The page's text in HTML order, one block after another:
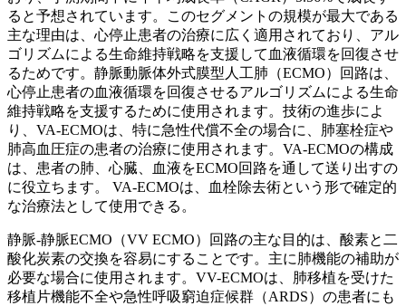
ると予想されています。このセグメントの規模が最大である
主な理由は、心停止患者の治療に広く適用されており、アル
ゴリズムによる生命維持戦略を支援して血液循環を回復させ
るためです。静脈動脈体外式膜型人工肺（ECMO）回路は、
心停止患者の血液循環を回復させるアルゴリズムによる生命
維持戦略を支援するために使用されます。技術の進歩によ
り、VA-ECMOは、特に急性代償不全の場合に、肺塞栓症や
肺高血圧症の患者の治療に使用されます。VA-ECMOの構成
は、患者の肺、心臓、血液をECMO回路を通して送り出すの
に役立ちます。 VA-ECMOは、血栓除去術という形で確定的
な治療法として使用できる。
静脈-静脈ECMO（VV ECMO）回路の主な目的は、酸素と二
酸化炭素の交換を容易にすることです。主に肺機能の補助が
必要な場合に使用されます。VV-ECMOは、肺移植を受けた
移植片機能不全や急性呼吸窮迫症候群（ARDS）の患者にも